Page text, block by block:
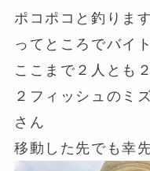
ポコポコと釣ります
ってところでバイ
ここまで２人とも
２フィッシュのミ
さん
移動した先でも幸